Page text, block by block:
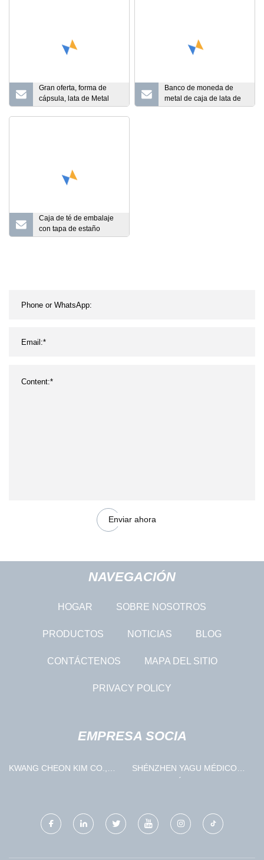
Gran oferta, forma de
cápsula, lata de Metal
para Chocolate, lata de
Banco de moneda de
metal de caja de lata de
ahorro de dinero de
Caja de té de embalaje
con tapa de estaño
personalizada
Enviar ahora
NAVEGACIÓN
HOGAR SOBRE NOSOTROS
PRODUCTOS NOTICIAS BLOG
CONTÁCTENOS MAPA DEL SITIO
PRIVACY POLICY
EMPRESA SOCIA
KWANG CHEON KIM CO.,
SHÉNZHEN YAGU MÉDICO